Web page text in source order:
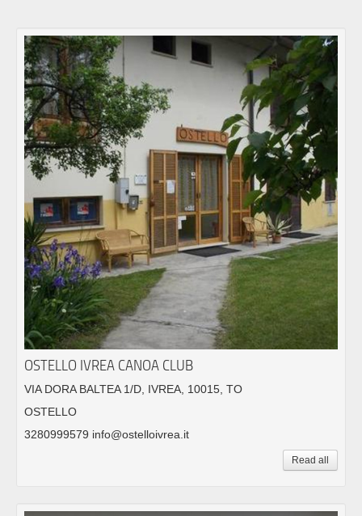
OSTELLO IVREA CANOA CLUB
VIA DORA BALTEA 1/D, IVREA, 10015, TO
OSTELLO
3280999579 info@ostelloivrea.it
Read all